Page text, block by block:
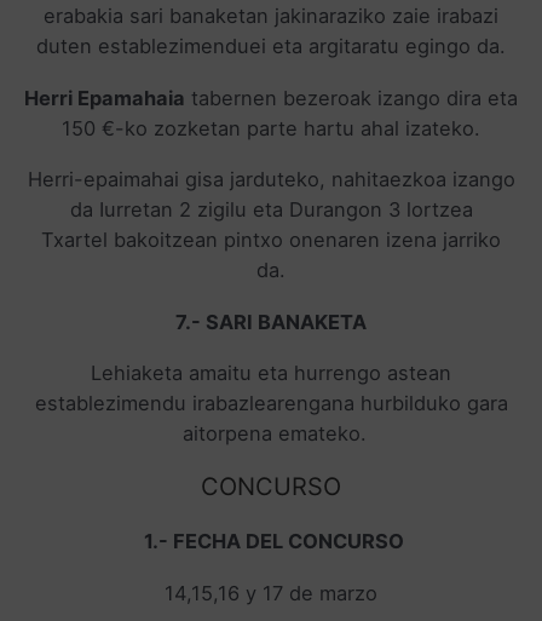
erabakia sari banaketan jakinaraziko zaie irabazi
duten establezimenduei eta argitaratu egingo da.
Herri Epamahaia tabernen bezeroak izango dira eta
150 €-ko zozketan parte hartu ahal izateko.
Herri-epaimahai gisa jarduteko, nahitaezkoa izango
da Iurretan 2 zigilu eta Durangon 3 lortzea
Txartel bakoitzean pintxo onenaren izena jarriko
da.
7.- SARI BANAKETA
Lehiaketa amaitu eta hurrengo astean
establezimendu irabazlearengana hurbilduko gara
aitorpena emateko.
CONCURSO
1.- FECHA DEL CONCURSO
14,15,16 y 17 de marzo